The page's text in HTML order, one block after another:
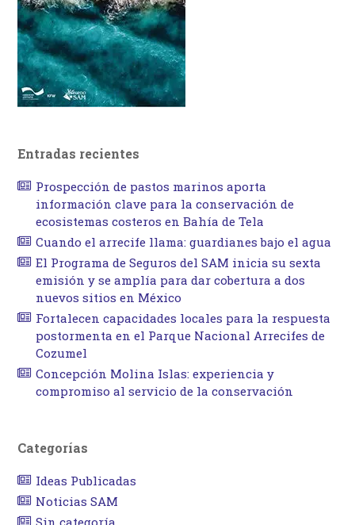
Entradas recientes
Prospección de pastos marinos aporta
información clave para la conservación de
ecosistemas costeros en Bahía de Tela
Cuando el arrecife llama: guardianes bajo el agua
El Programa de Seguros del SAM inicia su sexta
emisión y se amplía para dar cobertura a dos
nuevos sitios en México
Fortalecen capacidades locales para la respuesta
postormenta en el Parque Nacional Arrecifes de
Cozumel
Concepción Molina Islas: experiencia y
compromiso al servicio de la conservación
Categorías
Ideas Publicadas
Noticias SAM